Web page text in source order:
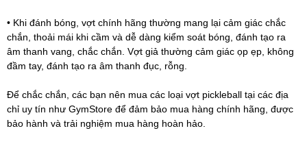
• Khi đánh bóng, vợt chính hãng thường mang lại cảm giác chắc
chắn, thoải mái khi cầm và dễ dàng kiểm soát bóng, đánh tạo ra
âm thanh vang, chắc chắn. Vợt giả thường cảm giác ọp ẹp, không
đầm tay, đánh tạo ra âm thanh đục, rỗng.
Để chắc chắn, các bạn nên mua các loại vợt pickleball tại các địa
chỉ uy tín như GymStore để đảm bảo mua hàng chính hãng, được
bảo hành và trải nghiệm mua hàng hoàn hảo.